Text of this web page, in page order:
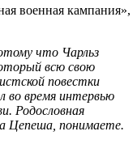
военная кампания»,
что Чарльз
всю свою
повестки
во время интервью
Родословная
Цепеша, понимаете.